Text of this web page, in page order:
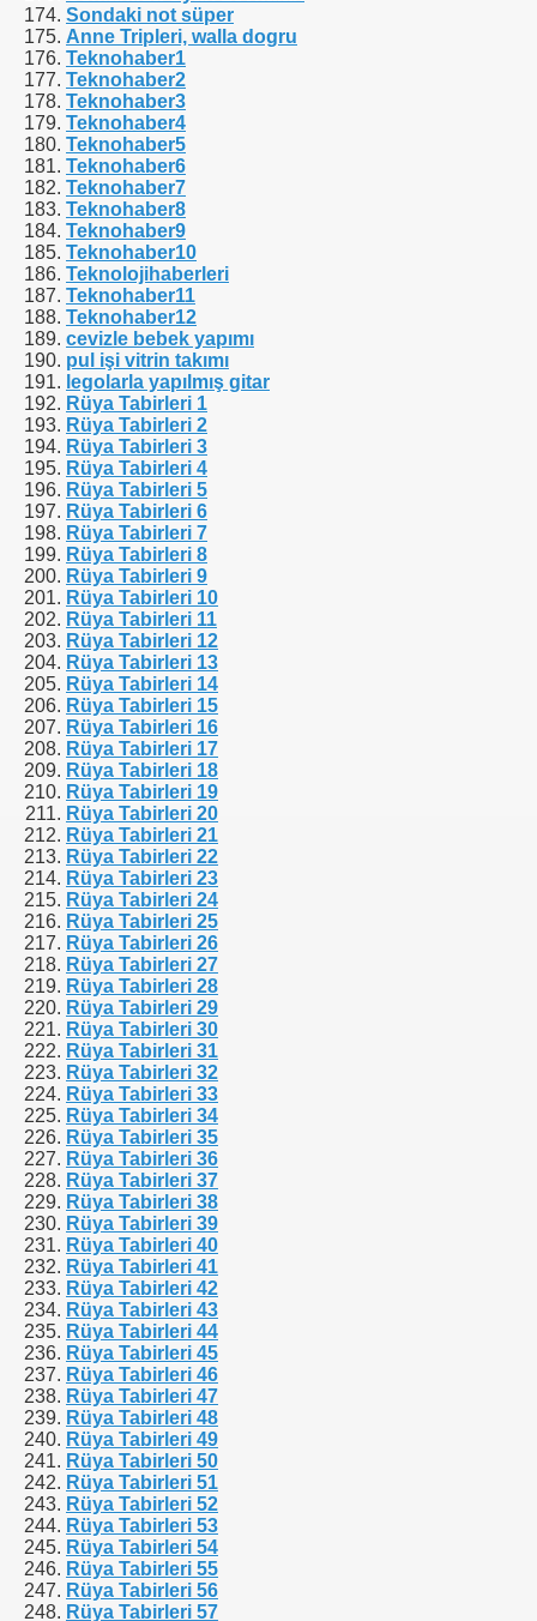
Sondaki not süper
Anne Tripleri, walla dogru
Teknohaber1
Teknohaber2
Teknohaber3
Teknohaber4
Teknohaber5
Teknohaber6
Teknohaber7
Teknohaber8
Teknohaber9
Teknohaber10
Teknolojihaberleri
Teknohaber11
Teknohaber12
cevizle bebek yapımı
pul işi vitrin takımı
legolarla yapılmış gitar
Rüya Tabirleri 1
Rüya Tabirleri 2
Rüya Tabirleri 3
Rüya Tabirleri 4
Rüya Tabirleri 5
Rüya Tabirleri 6
Rüya Tabirleri 7
Rüya Tabirleri 8
Rüya Tabirleri 9
Rüya Tabirleri 10
Rüya Tabirleri 11
Rüya Tabirleri 12
Rüya Tabirleri 13
Rüya Tabirleri 14
Rüya Tabirleri 15
Rüya Tabirleri 16
Rüya Tabirleri 17
Rüya Tabirleri 18
Rüya Tabirleri 19
Rüya Tabirleri 20
Rüya Tabirleri 21
Rüya Tabirleri 22
Rüya Tabirleri 23
Rüya Tabirleri 24
Rüya Tabirleri 25
Rüya Tabirleri 26
Rüya Tabirleri 27
Rüya Tabirleri 28
Rüya Tabirleri 29
Rüya Tabirleri 30
Rüya Tabirleri 31
Rüya Tabirleri 32
Rüya Tabirleri 33
Rüya Tabirleri 34
Rüya Tabirleri 35
Rüya Tabirleri 36
Rüya Tabirleri 37
Rüya Tabirleri 38
Rüya Tabirleri 39
Rüya Tabirleri 40
Rüya Tabirleri 41
Rüya Tabirleri 42
Rüya Tabirleri 43
Rüya Tabirleri 44
Rüya Tabirleri 45
Rüya Tabirleri 46
Rüya Tabirleri 47
Rüya Tabirleri 48
Rüya Tabirleri 49
Rüya Tabirleri 50
Rüya Tabirleri 51
Rüya Tabirleri 52
Rüya Tabirleri 53
Rüya Tabirleri 54
Rüya Tabirleri 55
Rüya Tabirleri 56
Rüya Tabirleri 57